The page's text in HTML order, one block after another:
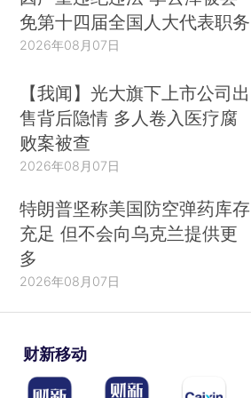
免第十四届全国人大代表职务
2026年08月07日
【我闻】光大旗下上市公司出
售背后隐情 多人卷入医疗腐
败案被查
2026年08月07日
特朗普坚称美国防空弹药库存
充足 但不会向乌克兰提供更
多
2026年08月07日
财新移动